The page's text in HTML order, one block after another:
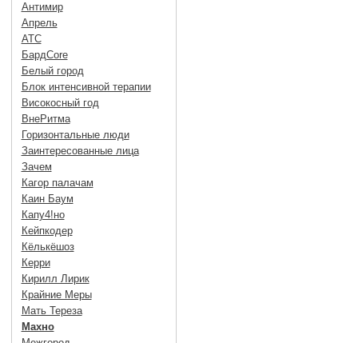
Антимир
Апрель
АТС
БардCore
Белый город
Блок интенсивной терапии
Високосный год
ВнеРитма
Горизонтальные люди
Заинтересованные лица
Зачем
Кагор палачам
Каин Баум
Капу4!но
Кейпкодер
Кёлькёшоз
Керри
Кирилл Лирик
Крайние Меры
Мать Тереза
Махно